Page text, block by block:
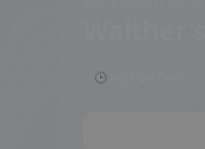
🕒 Jetzt geöffnet